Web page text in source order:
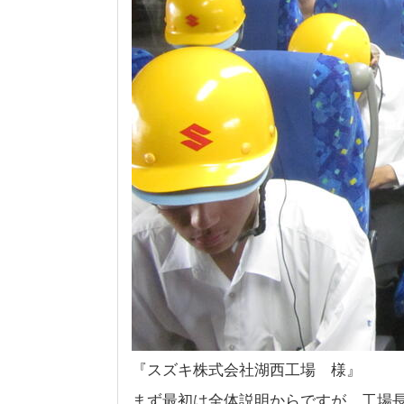
『スズキ株式会社湖西工場 様』